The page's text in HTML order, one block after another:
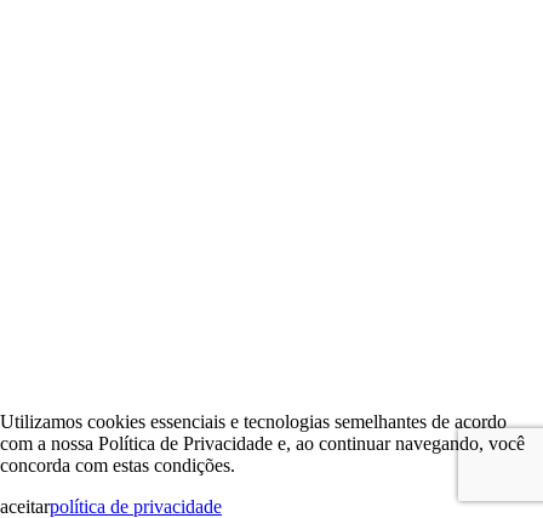
Utilizamos cookies essenciais e tecnologias semelhantes de acordo
com a nossa Política de Privacidade e, ao continuar navegando, você
concorda com estas condições.
aceitarpolítica de privacidade